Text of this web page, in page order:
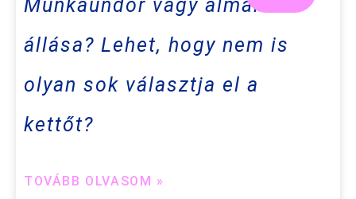
Munkaundor vagy álmaid
állása? Lehet, hogy nem is
olyan sok választja el a
kettőt?
TOVÁBB OLVASOM »